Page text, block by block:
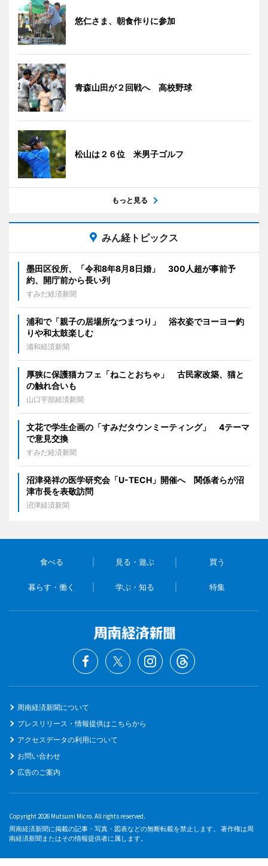
悠仁さま、朝食作りに参加
青森山田が２回戦へ 高校野球
松山は２６位 米男子ゴルフ
もっと見る
みん経トピックス
墨田区役所、「令和8年8月8日婚」 300人超が事前予
約、開庁前から長い列
すみだ経済新聞
浦和で「親子の居場所なつまつり」 浴衣姿でヨーヨー釣
りや和太鼓楽しむ
浦和経済新聞
厚狭に保護猫カフェ「ねことおちゃ」 古民家改築、猫と
の触れ合いも
山口宇部経済新聞
文花で学生企画の「すみだタウンミーティング」 4テーマ
で意見交換
すみだ経済新聞
沼津発祥の医学研究会「U-TECH」開催へ 関係者らが沼
津市長を表敬訪問
沼津経済新聞
食べる 見る・遊ぶ 買う
暮らす・働く 学ぶ・知る 特集
周南経済新聞について
プレスリリース・情報提供はこちらから
アクセスデータの利用について
お問い合わせ
広告のご案内
Copyright 2026 Mutsumi Micro. All rights reserved.
周南経済新聞に掲載の記事・写真・図表などの無断転載を禁止します。 著作権は周
南経済新聞またはその情報提供者に属します。